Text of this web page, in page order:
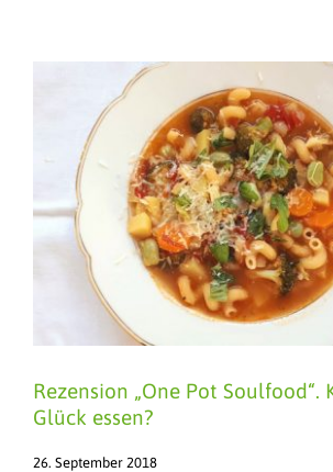
Rezension „One Pot Soulfood“.
Glück essen?
26. September 2018